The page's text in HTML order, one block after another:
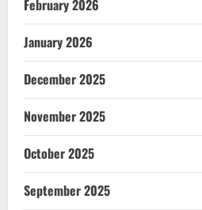
February 2026
January 2026
December 2025
November 2025
October 2025
September 2025